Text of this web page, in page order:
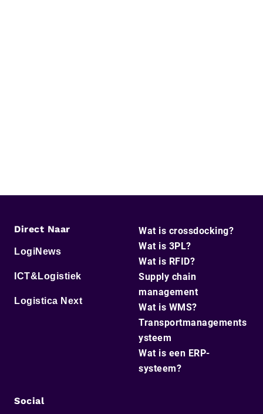
Direct Naar
LogiNews
ICT&Logistiek
Logistica Next
Wat is crossdocking?
Wat is 3PL?
Wat is RFID?
Supply chain
management
Wat is WMS?
Transportmanagements
ysteem
Wat is een ERP-
systeem?
Social